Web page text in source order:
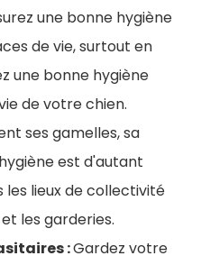
une bonne hygiène
de vie, surtout en
une bonne hygiène
de votre chien.
ses gamelles, sa
est d'autant
lieux de collectivité
les garderies.
:Gardez votre